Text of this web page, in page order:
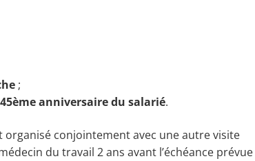
;
anniversaire du salarié.
conjointement avec une autre visite
du travail 2 ans avant l’échéance